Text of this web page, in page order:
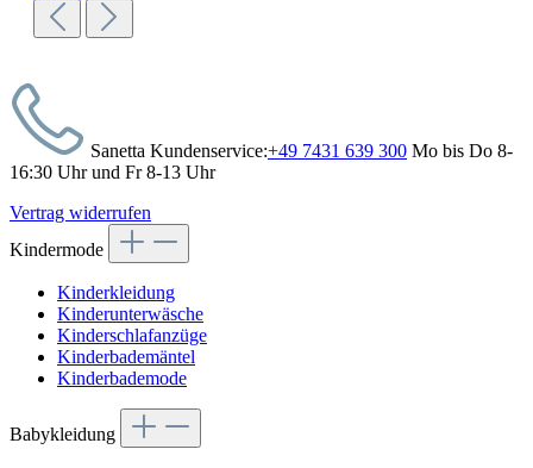
Sanetta Kundenservice:+49 7431 639 300 Mo bis Do 8-
16:30 Uhr und Fr 8-13 Uhr
Vertrag widerrufen
Kindermode
Kinderkleidung
Kinderunterwäsche
Kinderschlafanzüge
Kinderbademäntel
Kinderbademode
Babykleidung